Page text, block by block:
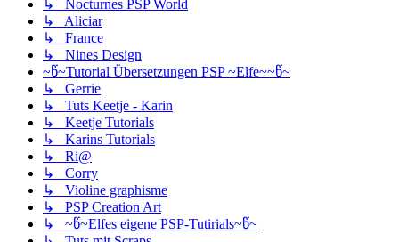
↳ Nocturnes PSP World
↳ Aliciar
↳ France
↳ Nines Design
~წ~Tutorial Übersetzungen PSP ~Elfe~~წ~
↳ Gerrie
↳ Tuts Keetje - Karin
↳ Keetje Tutorials
↳ Karins Tutorials
↳ Ri@
↳ Corry
↳ Violine graphisme
↳ PSP Creation Art
↳ ~წ~Elfes eigene PSP-Tutirials~წ~